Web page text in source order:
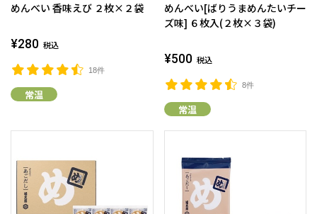
めんべい 香味えび ２枚×２袋
18件
¥280 税込
常温
めんべい[ばりうまめんたいチー
ズ味] ６枚入(２枚×３袋)
8件
¥500 税込
常温